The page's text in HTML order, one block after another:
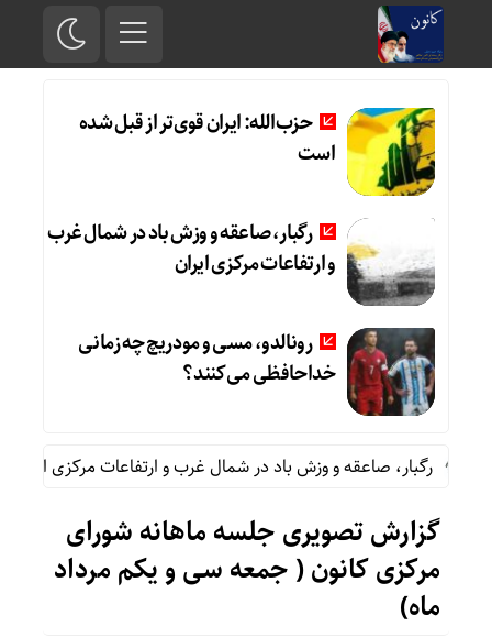
حزب‌الله: ایران قوی‌تر از قبل شده
است
رگبار، صاعقه و وزش باد در شمال غرب
و ارتفاعات مرکزی ایران
رونالدو، مسی و مودریچ چه زمانی
خداحافظی می‌کنند؟
رگبار، صاعقه و وزش باد در شمال غرب و ارتفاعات مرکزی ایران
گزارش تصویری جلسه ماهانه شورای
مرکزی کانون ( جمعه سی و یکم مرداد
ماه)